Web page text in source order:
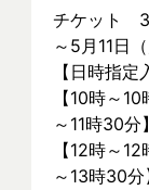
チケット　
～5月11日（
【日時指定
【10時～
～11時30分
【12時～
～13時30分